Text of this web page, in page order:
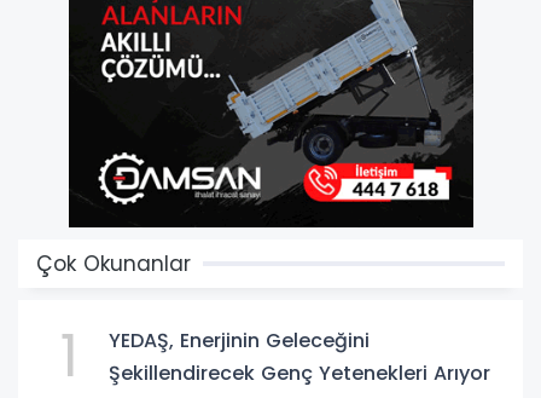
Çok Okunanlar
1
YEDAŞ, Enerjinin Geleceğini
Şekillendirecek Genç Yetenekleri Arıyor